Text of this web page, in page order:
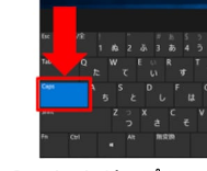
【手順のまとめ】